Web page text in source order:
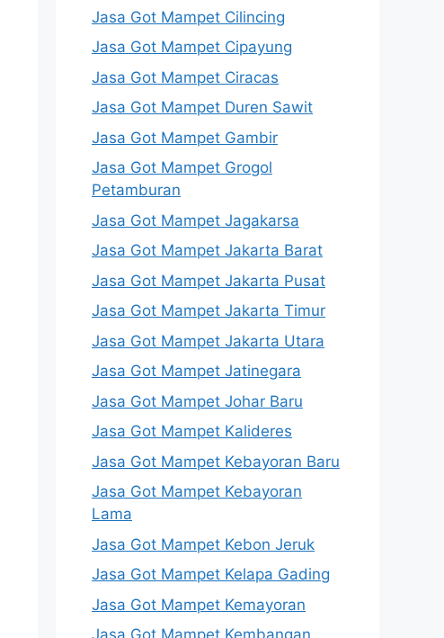
Jasa Got Mampet Cilincing
Jasa Got Mampet Cipayung
Jasa Got Mampet Ciracas
Jasa Got Mampet Duren Sawit
Jasa Got Mampet Gambir
Jasa Got Mampet Grogol
Petamburan
Jasa Got Mampet Jagakarsa
Jasa Got Mampet Jakarta Barat
Jasa Got Mampet Jakarta Pusat
Jasa Got Mampet Jakarta Timur
Jasa Got Mampet Jakarta Utara
Jasa Got Mampet Jatinegara
Jasa Got Mampet Johar Baru
Jasa Got Mampet Kalideres
Jasa Got Mampet Kebayoran Baru
Jasa Got Mampet Kebayoran
Lama
Jasa Got Mampet Kebon Jeruk
Jasa Got Mampet Kelapa Gading
Jasa Got Mampet Kemayoran
Jasa Got Mampet Kembangan